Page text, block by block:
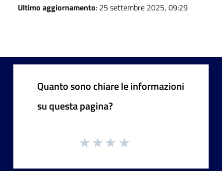
Ultimo aggiornamento: 25 settembre 2025, 09:29
Quanto sono chiare le informazioni
su questa pagina?